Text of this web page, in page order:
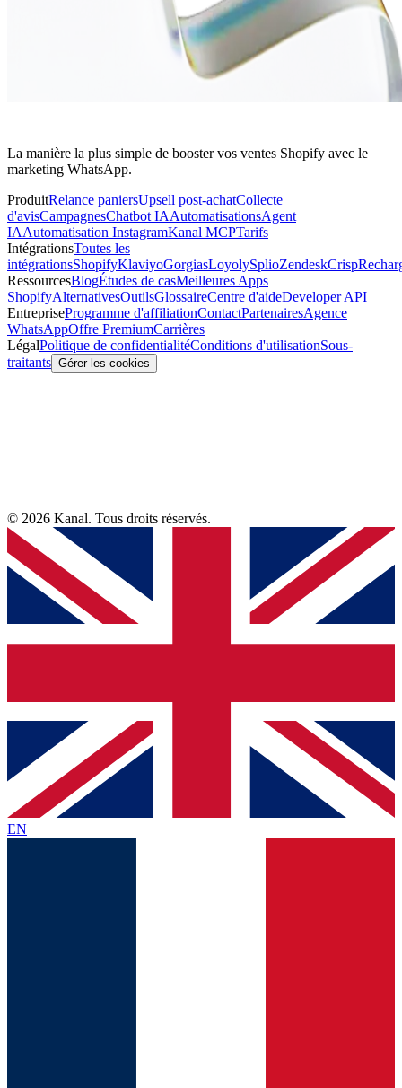
La manière la plus simple de booster vos ventes Shopify avec le
marketing WhatsApp.
ProduitRelance paniersUpsell post-achatCollecte
d'avisCampagnesChatbot IAAutomatisationsAgent
IAAutomatisation InstagramKanal MCPTarifs
IntégrationsToutes les
intégrationsShopifyKlaviyoGorgiasLoyolySplioZendeskCrisp
RessourcesBlogÉtudes de casMeilleures Apps
ShopifyAlternativesOutilsGlossaireCentre d'aideDeveloper API
EntrepriseProgramme d'affiliationContactPartenairesAgence
WhatsAppOffre PremiumCarrières
LégalPolitique de confidentialitéConditions d'utilisationSous-
traitants Gérer les cookies
© 2026 Kanal. Tous droits réservés.
EN